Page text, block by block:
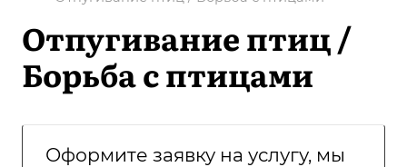
Отпугивание птиц /
Борьба с птицами
Оформите заявку на услугу, мы